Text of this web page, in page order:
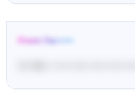
From: Fac•••••